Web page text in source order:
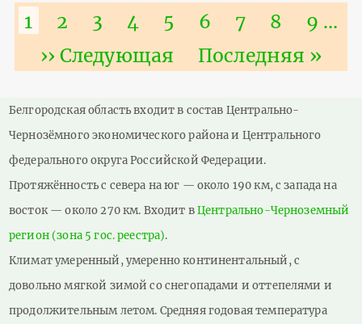
Нумерация
страниц
Текущая
страница
1 Страница
2 Страница
3 Страница
4 Страница
5 Страница
6 Страница
7 8 9 …
Следующая
›› Следующая
Последняя
Последняя »
Белгородская область входит в состав Центрально-
Чернозёмного экономического района и Центрального
федерального округа Российской Федерации.
Протяжённость с севера на юг — около 190 км, с запада на
восток — около 270 км. Входит вЦентрально-Черноземный
регион (зона 5 гос. реестра).
Климат умеренный, умеренно континентальный, с
довольно мягкой зимой со снегопадами и оттепелями и
продолжительным летом. Средняя годовая температура